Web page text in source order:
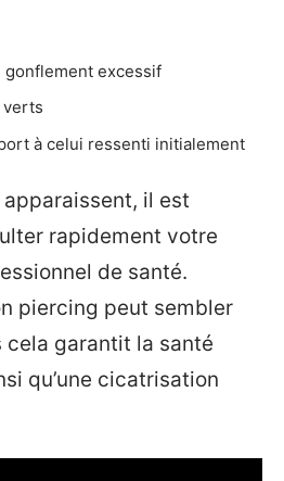
gonflement excessif
verts
à celui ressenti initialement
il est
rapidement votre
de santé.
piercing peut sembler
garantit la santé
qu’une cicatrisation